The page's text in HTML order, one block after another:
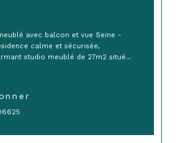
avec balcon et vue Seine -
calme et sécurisée,
studio meublé de 27m2 situé...